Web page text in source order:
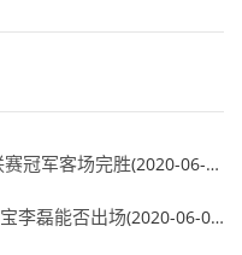
赛冠军客场完胜(2020-06-01)
李磊能否出场(2020-06-01)